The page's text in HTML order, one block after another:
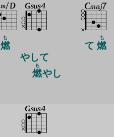
燃
も
やして
燃
も
やし
て 燃
も